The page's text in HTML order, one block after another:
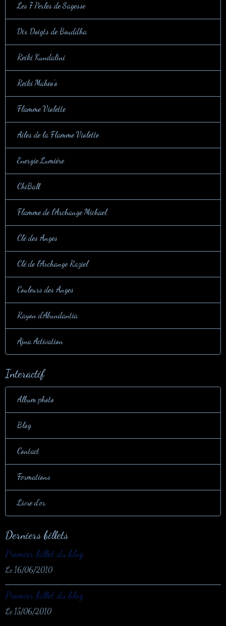
Les 7 Perles de Sagesse
Dix Doigts de Bouddha
Reiki Kundalini
Reiki Maheo'o
Flamme Violette
Ailes de la Flamme Violette
Energie Lumière
ChiBall
Flamme de l'Archange Michael
Clé des Anges
Clé de l'Archange Raziel
Couleurs des Anges
Rayon d'Abundantia
Ajna Activation
Interactif
Album photo
Blog
Contact
Formations
Livre d'or
Derniers billets
Premier billet du blog
Le 16/06/2010
Premier billet du blog
Le 15/06/2010